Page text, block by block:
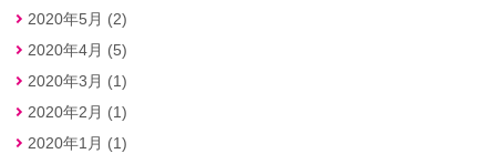
2020年5月 (2)
2020年4月 (5)
2020年3月 (1)
2020年2月 (1)
2020年1月 (1)